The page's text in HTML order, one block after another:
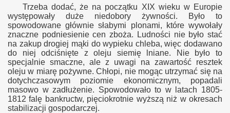
Trzeba dodać, że na początku XIX wieku w Europie
występowały duże niedobory żywności. Było to
spowodowane głównie słabymi plonami, które wywołały
znaczne podniesienie cen zboża. Ludności nie było stać
na zakup drogiej mąki do wypieku chleba, więc dodawano
do niej odciśnięte z oleju siemię lniane. Nie było to
specjalnie smaczne, ale z uwagi na zawartość resztek
oleju w miarę pożywne. Chłopi, nie mogąc utrzymać się na
dotychczasowym poziomie ekonomicznym, popadali
masowo w zadłużenie. Spowodowało to w latach 1805-
1812 falę bankructw, pięciokrotnie wyższą niż w okresach
stabilizacji gospodarczej.